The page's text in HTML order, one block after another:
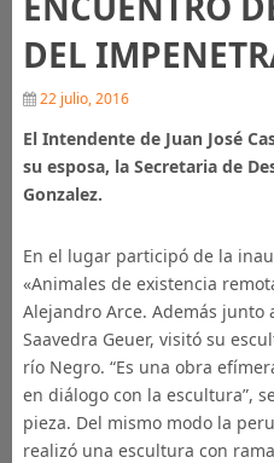
DEL
22 julio, 2016
El Intendente de Juan José
su esposa, la Secretaria de
Gonzalez.
En el lugar participó de la
«Animales de existencia
Alejandro Arce. Además junto
Saavedra Geuer, visitó su
río Negro. “Es una obra
en diálogo con la escultura”,
pieza. Del mismo modo la
realizó una escultura con